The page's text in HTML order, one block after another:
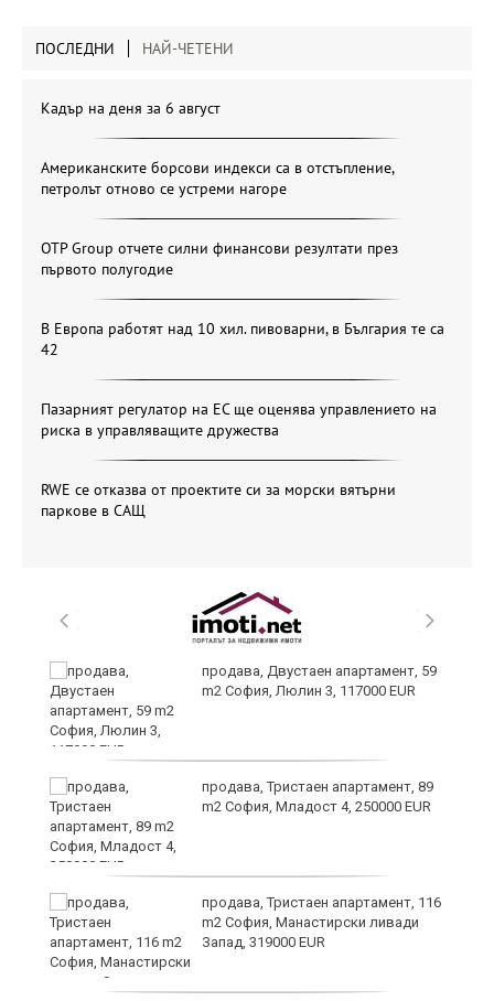
ПОСЛЕДНИ НАЙ-ЧЕТЕНИ
Кадър на деня за 6 август
Американските борсови индекси са в отстъпление,
петролът отново се устреми нагоре
OTP Group отчете силни финансови резултати през
първото полугодие
В Европа работят над 10 хил. пивоварни, в България те са
42
Пазарният регулатор на ЕС ще оценява управлението на
риска в управляващите дружества
RWE се отказва от проектите си за морски вятърни
паркове в САЩ
продава, Двустаен апартамент, 59
m2 София, Люлин 3, 117000 EUR
продава, Тристаен апартамент, 89
m2 София, Младост 4, 250000 EUR
продава, Тристаен апартамент, 116
m2 София, Манастирски ливади
Запад, 319000 EUR